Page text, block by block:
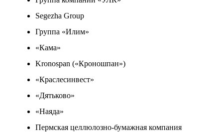
Segezha Group
Группа «Илим»
«Кама»
Kronospan («Кроношпан»)
«Краслесинвест»
«Дятьково»
«Наяда»
Пермская целлюлозно-бумажная компания